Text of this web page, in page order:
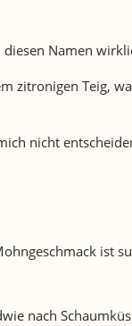
Namen
zitronigen Teig,
nicht
ist
nach